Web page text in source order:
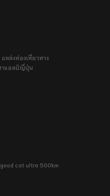
แหล่งท่องเที่ยวทาง
าแอลป์ญี่ปุ่น
cat ultra 500km